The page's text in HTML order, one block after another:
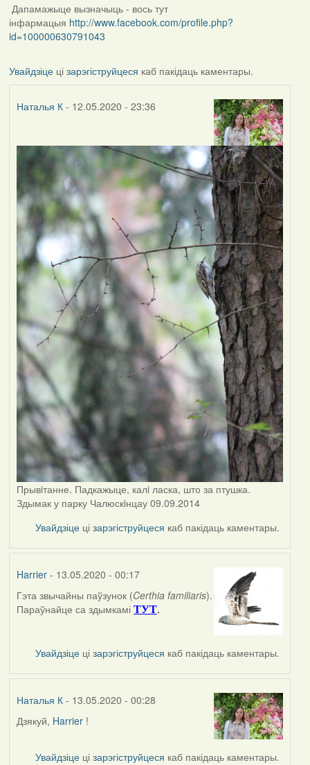
Дапамажыце вызначыць - вось тут
інфармацыя http://www.facebook.com/profile.php?
id=100000630791043
Увайдзіцеці зарэгіструйцеся каб пакідаць каментары.
Наталья К- 12.05.2020 - 23:36
Прывiтанне. Падкажыце, калi ласка, што за птушка.
Здымак у парку Чалюскiнцау 09.09.2014
Увайдзіце цізарэгіструйцеся каб пакідаць каментары.
Harrier- 13.05.2020 - 00:17
In
reply
Наталья
К
Гэта звычайны паўзунок (Certhia familiaris).
Параўнайце са здымкамі ТУТ.
Увайдзіце цізарэгіструйцеся каб пакідаць каментары.
Наталья К- 13.05.2020 - 00:28
In
Дзякуй, Harrier!
Увайдзіце цізарэгіструйцеся каб пакідаць каментары.